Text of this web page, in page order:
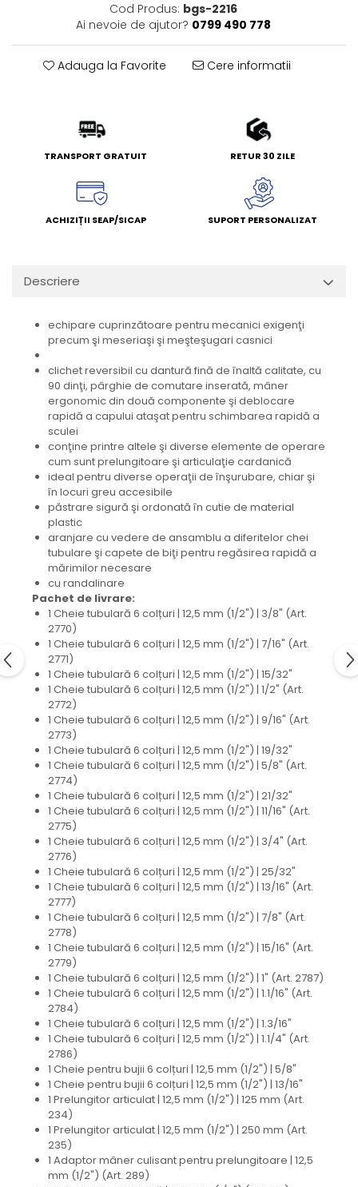
Cod Produs: bgs-2216
Ai nevoie de ajutor? 0799 490 778
Adauga la Favorite Cere informatii
TRANSPORT GRATUIT RETUR 30 ZILE
ACHIZIȚII SEAP/SICAP SUPORT PERSONALIZAT
Descriere
echipare cuprinzătoare pentru mecanici exigenţi
precum şi meseriaşi şi meşteşugari casnici
clichet reversibil cu dantură fină de înaltă calitate, cu
90 dinţi, pârghie de comutare inserată, mâner
ergonomic din două componente şi deblocare
rapidă a capului ataşat pentru schimbarea rapidă a
sculei
conţine printre altele şi diverse elemente de operare
cum sunt prelungitoare şi articulaţie cardanică
ideal pentru diverse operaţii de înşurubare, chiar şi
în locuri greu accesibile
păstrare sigură şi ordonată în cutie de material
plastic
aranjare cu vedere de ansamblu a diferitelor chei
tubulare şi capete de biţi pentru regăsirea rapidă a
mărimilor necesare
cu randalinare
Pachet de livrare:
1 Cheie tubulară 6 colțuri | 12,5 mm (1/2") | 3/8" (Art.
2770)
1 Cheie tubulară 6 colțuri | 12,5 mm (1/2") | 7/16" (Art.
2771)
1 Cheie tubulară 6 colțuri | 12,5 mm (1/2") | 15/32"
1 Cheie tubulară 6 colțuri | 12,5 mm (1/2") | 1/2" (Art.
2772)
1 Cheie tubulară 6 colțuri | 12,5 mm (1/2") | 9/16" (Art.
2773)
1 Cheie tubulară 6 colțuri | 12,5 mm (1/2") | 19/32"
1 Cheie tubulară 6 colțuri | 12,5 mm (1/2") | 5/8" (Art.
2774)
1 Cheie tubulară 6 colțuri | 12,5 mm (1/2") | 21/32"
1 Cheie tubulară 6 colțuri | 12,5 mm (1/2") | 11/16" (Art.
2775)
1 Cheie tubulară 6 colțuri | 12,5 mm (1/2") | 3/4" (Art.
2776)
1 Cheie tubulară 6 colțuri | 12,5 mm (1/2") | 25/32"
1 Cheie tubulară 6 colțuri | 12,5 mm (1/2") | 13/16" (Art.
2777)
1 Cheie tubulară 6 colțuri | 12,5 mm (1/2") | 7/8" (Art.
2778)
1 Cheie tubulară 6 colțuri | 12,5 mm (1/2") | 15/16" (Art.
2779)
1 Cheie tubulară 6 colțuri | 12,5 mm (1/2") | 1" (Art. 2787)
1 Cheie tubulară 6 colțuri | 12,5 mm (1/2") | 1.1/16" (Art.
2784)
1 Cheie tubulară 6 colțuri | 12,5 mm (1/2") | 1.3/16"
1 Cheie tubulară 6 colțuri | 12,5 mm (1/2") | 1.1/4" (Art.
2786)
1 Cheie pentru bujii 6 colțuri | 12,5 mm (1/2") | 5/8"
1 Cheie pentru bujii 6 colțuri | 12,5 mm (1/2") | 13/16"
1 Prelungitor articulat | 12,5 mm (1/2") | 125 mm (Art.
234)
1 Prelungitor articulat | 12,5 mm (1/2") | 250 mm (Art.
235)
1 Adaptor mâner culisant pentru prelungitoare | 12,5
mm (1/2") (Art. 289)